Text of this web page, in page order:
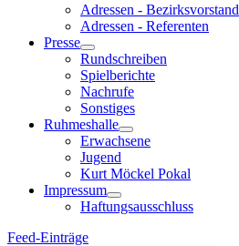
Adressen - Bezirksvorstand
Adressen - Referenten
Presse
Rundschreiben
Spielberichte
Nachrufe
Sonstiges
Ruhmeshalle
Erwachsene
Jugend
Kurt Möckel Pokal
Impressum
Haftungsausschluss
Feed-Einträge